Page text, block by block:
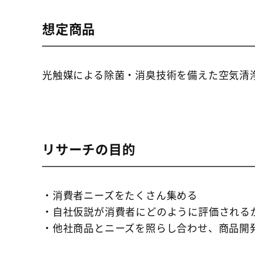
想定商品
光触媒による除菌・消臭技術を備えた空気清
リサーチの目的
・消費者ニーズをたくさん集める
・自社仮説が消費者にどのように評価される
・他社商品とニーズを照らし合わせ、商品